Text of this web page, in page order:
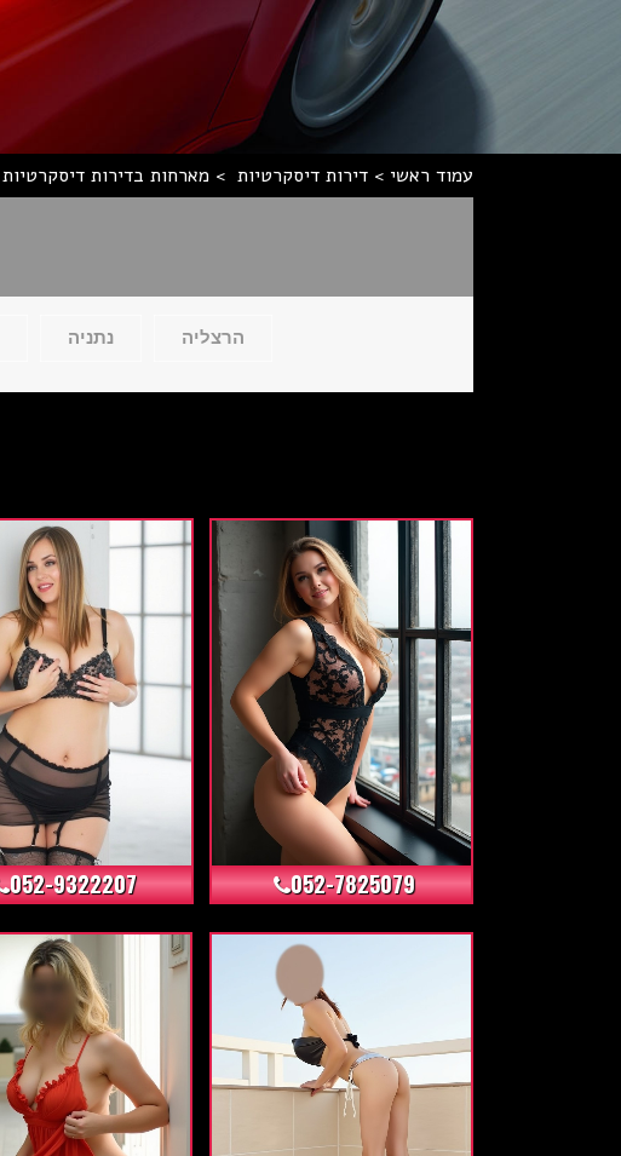
עמוד ראשי > דירות דיסקרטיות > מארחות בדירות דיסקרטיות
הרצליה נתניה
+77
052-7825079
052-9322207